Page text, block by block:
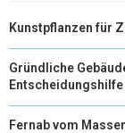
Kunstpflanzen für
Gründliche
Entscheidungshilfe
Fernab vom